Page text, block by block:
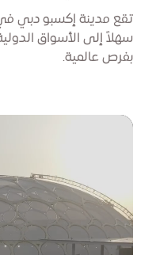
تقع مدينة إكسبو دبي
سهلاً إلى الأسواق
بفرص عالمية.